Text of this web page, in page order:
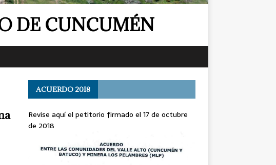
DE CUNCUMÉN
ACUERDO 2018
Revise aquí el petitorio firmado el 17 de octubre
de 2018